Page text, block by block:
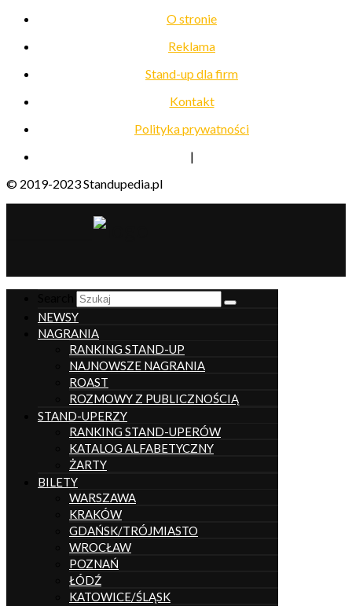
O stronie
Reklama
Stand-up dla firm
Kontakt
Polityka prywatności
|
© 2019-2023 Standupedia.pl
NEWSY
NAGRANIA
RANKING STAND-UP
NAJNOWSZE NAGRANIA
ROAST
ROZMOWY Z PUBLICZNOŚCIĄ
STAND-UPERZY
RANKING STAND-UPERÓW
KATALOG ALFABETYCZNY
ŻARTY
BILETY
WARSZAWA
KRAKÓW
GDAŃSK/TRÓJMIASTO
WROCŁAW
POZNAŃ
ŁÓDŹ
KATOWICE/ŚLĄSK